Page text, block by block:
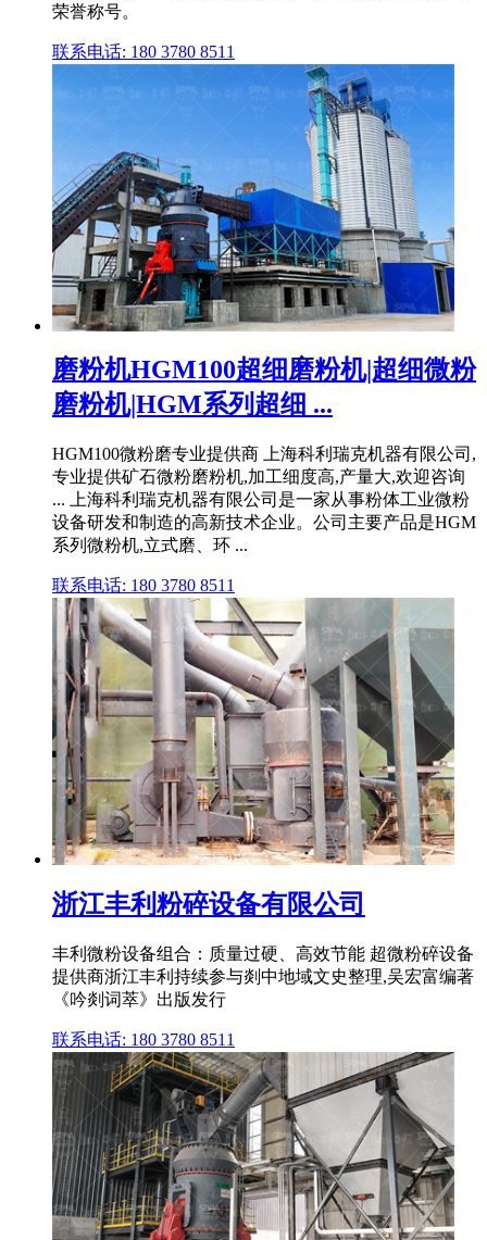
荣誉称号。
联系电话: 180 3780 8511
磨粉机HGM100超细磨粉机|超细微粉
磨粉机|HGM系列超细 ...
HGM100微粉磨专业提供商 上海科利瑞克机器有限公司,
专业提供矿石微粉磨粉机,加工细度高,产量大,欢迎咨询
... 上海科利瑞克机器有限公司是一家从事粉体工业微粉
设备研发和制造的高新技术企业。公司主要产品是HGM
系列微粉机,立式磨、环 ...
联系电话: 180 3780 8511
浙江丰利粉碎设备有限公司
丰利微粉设备组合：质量过硬、高效节能 超微粉碎设备
提供商浙江丰利持续参与剡中地域文史整理,吴宏富编著
《吟剡词萃》出版发行
联系电话: 180 3780 8511